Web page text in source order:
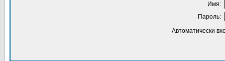
Имя:
Пароль:
Автоматически